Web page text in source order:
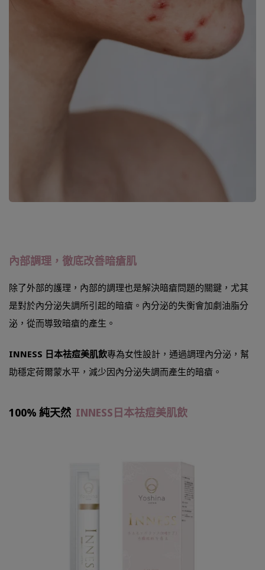
內部調理，徹底改善暗瘡肌
除了外部的護理，內部的調理也是解決暗瘡問題的關鍵，尤其
是對於內分泌失調所引起的暗瘡。內分泌的失衡會加劇油脂分
泌，從而導致暗瘡的產生。
INNESS 日本祛痘美肌飲專為女性設計，通過調理內分泌，幫
助穩定荷爾蒙水平，減少因內分泌失調而產生的暗瘡。
100% 純天然 INNESS日本祛痘美肌飲